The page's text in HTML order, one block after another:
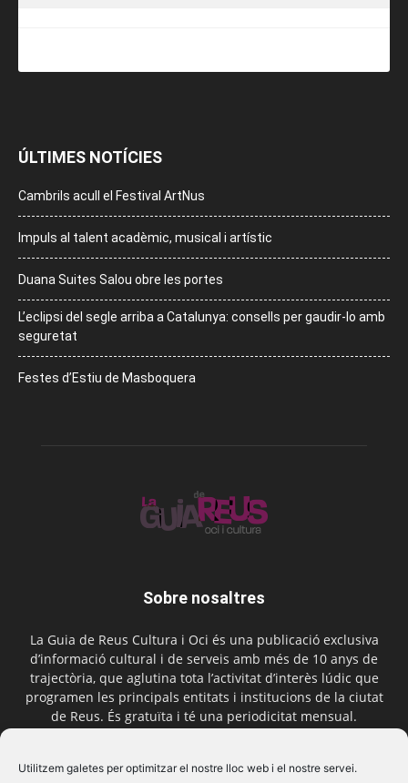
Utilitzem galetes per optimitzar el nostre lloc web i el nostre servei.
ÚLTIMES NOTÍCIES
Cambrils acull el Festival ArtNus
Impuls al talent acadèmic, musical i artístic
Duana Suites Salou obre les portes
L’eclipsi del segle arriba a Catalunya: consells per gaudir-lo amb
seguretat
Festes d’Estiu de Masboquera
Sobre nosaltres
La Guia de Reus Cultura i Oci és una publicació exclusiva
d’informació cultural i de serveis amb més de 10 anys de
trajectòria, que aglutina tota l’activitat d’interès lúdic que
programen les principals entitats i institucions de la ciutat
de Reus. És gratuïta i té una periodicitat mensual.